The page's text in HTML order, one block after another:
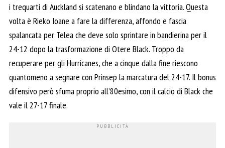
i trequarti di Auckland si scatenano e blindano la vittoria. Questa
volta è Rieko Ioane a fare la differenza, affondo e fascia
spalancata per Telea che deve solo sprintare in bandierina per il
24-12 dopo la trasformazione di Otere Black. Troppo da
recuperare per gli Hurricanes, che a cinque dalla fine riescono
quantomeno a segnare con Prinsep la marcatura del 24-17. Il bonus
difensivo però sfuma proprio all’80esimo, con il calcio di Black che
vale il 27-17 finale.